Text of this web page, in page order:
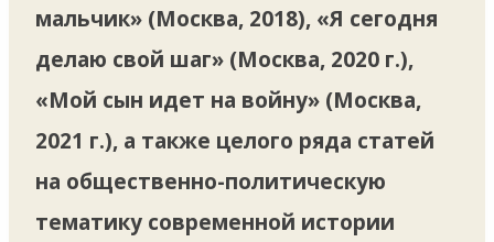
мальчик» (Москва, 2018), «Я сегодня
делаю свой шаг» (Москва, 2020 г.),
«Мой сын идет на войну» (Москва,
2021 г.), а также целого ряда статей
на общественно-политическую
тематику современной истории